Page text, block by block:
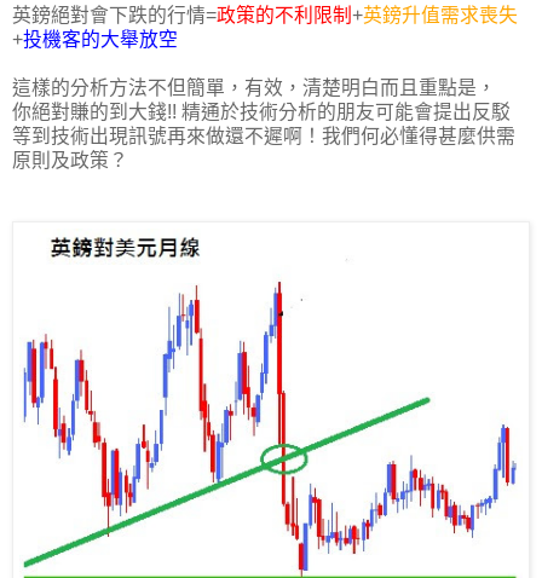
英鎊絕對會下跌的行情=政策的不利限制 +英鎊升值需求喪失
+投機客的大舉放空
這樣的分析方法不但簡單，有效，清楚明白而且重點是，
你絕對賺的到大錢!! 精通於技術分析的朋友可能會提出反駁
等到技術出現訊號再來做還不遲啊！我們何必懂得甚麼供需
原則及政策？